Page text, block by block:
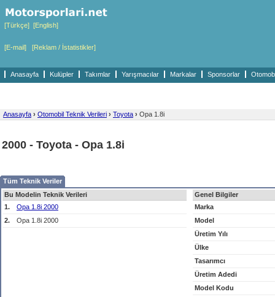
[Türkçe] [English]
[E-mail] [Reklam / İstatistikler]
Anasayfa Kulüpler Takımlar Yarışmacılar Markalar Sponsorlar
Anasayfa › Otomobil Teknik Verileri › Toyota › Opa 1.8i
2000 - Toyota - Opa 1.8i
Tüm Teknik Veriler
Bu Modelin Teknik Verileri
1.
Opa 1.8i 2000
2.
Opa 1.8i 2000
Genel Bilgiler
Marka
Model
Üretim Yılı
Ülke
Tasarımcı
Üretim Adedi
Model Kodu